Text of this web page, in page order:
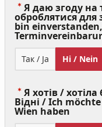
Я даю згоду на
оброблятися для
bin
Так / Ja Ні / Nein
Я хотів /
Відні / Ich
Wien haben